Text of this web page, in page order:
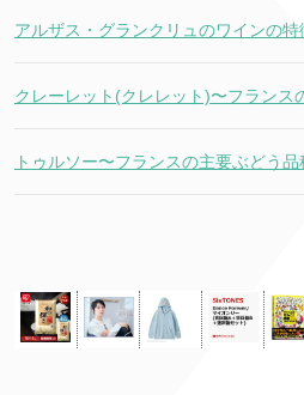
アルザス・グランクリュのワインの特
クレーレット(クレレット)〜フランス
トゥルソー〜フランスの主要ぶどう